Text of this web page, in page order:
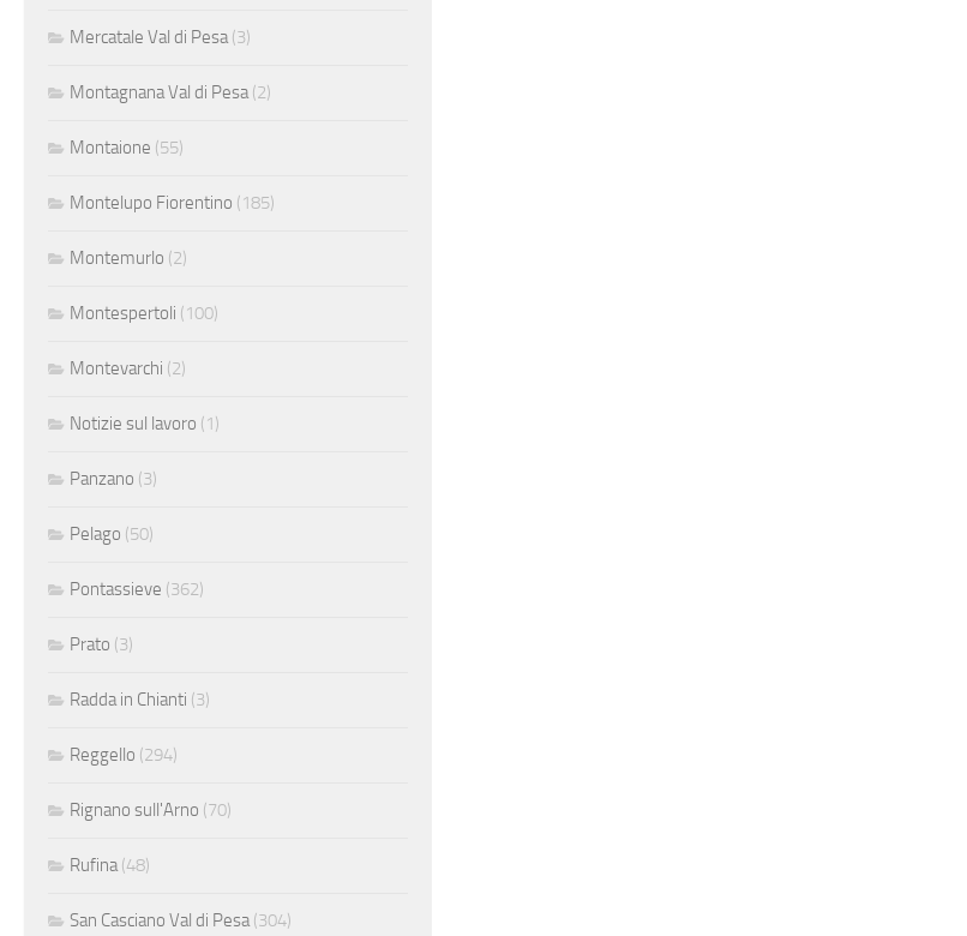
Mercatale Val di Pesa(3)
Montagnana Val di Pesa(2)
Montaione (55)
Montelupo Fiorentino (185)
Montemurlo (2)
Montespertoli (100)
Montevarchi (2)
Notizie sul lavoro (1)
Panzano (3)
Pelago (50)
Pontassieve (362)
Prato (3)
Radda in Chianti (3)
Reggello (294)
Rignano sull'Arno (70)
Rufina(48)
San Casciano Val di Pesa(304)